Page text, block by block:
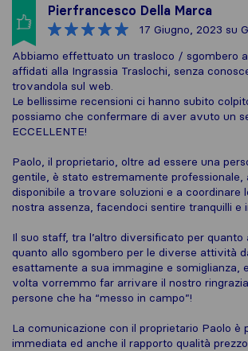
Pierfrancesco Della Marca
17 Giugno, 2023 su
Abbiamo effettuato un trasloco / sgombero
affidati alla Ingrassia Traslochi, senza
trovandola sul web.
Le bellissime recensioni ci hanno subito
possiamo che confermare di aver avuto un
ECCELLENTE!
Paolo, il proprietario, oltre ad essere una
gentile, è stato estremamente professionale,
disponibile a trovare soluzioni e a coordinare
nostra assenza, facendoci sentire tranquilli e
Il suo staff, tra l’altro diversificato per quanto
quanto allo sgombero per le diverse attività
esattamente a sua immagine e somiglianza,
volta vorremmo far arrivare il nostro
persone che ha “messo in campo”!
La comunicazione con il proprietario Paolo è
immediata ed anche il rapporto qualità